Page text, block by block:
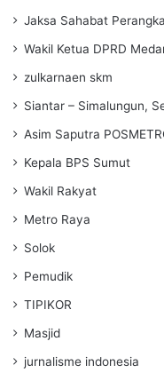
Jaksa Sahabat
Wakil Ketua DPRD
zulkarnaen skm
Siantar – Simalungun,
Asim Saputra
Kepala BPS Sumut
Wakil Rakyat
Metro Raya
Solok
Pemudik
TIPIKOR
Masjid
jurnalisme indonesia